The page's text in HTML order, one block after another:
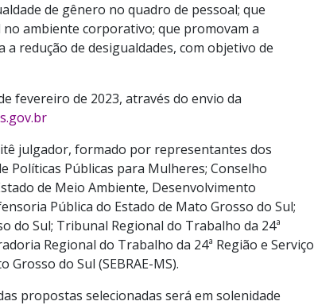
de gênero no quadro de pessoal; que
ambiente corporativo; que promovam a
redução de desigualdades, com objetivo de
fevereiro de 2023, através do envio da
julgador, formado por representantes dos
Políticas Públicas para Mulheres; Conselho
de Meio Ambiente, Desenvolvimento
Pública do Estado de Mato Grosso do Sul;
do Sul; Tribunal Regional do Trabalho da 24ª
Regional do Trabalho da 24ª Região e Serviço
do Sul (SEBRAE-MS).
propostas selecionadas será em solenidade